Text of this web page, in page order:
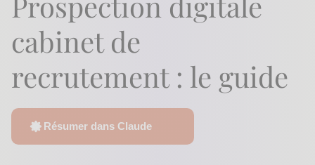
cabinet de
recrutement : le guide
Résumer dans Claude